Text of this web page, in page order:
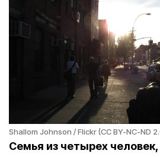
Shallom Johnson / Flickr (CC BY-NC-ND
Семья из четырех